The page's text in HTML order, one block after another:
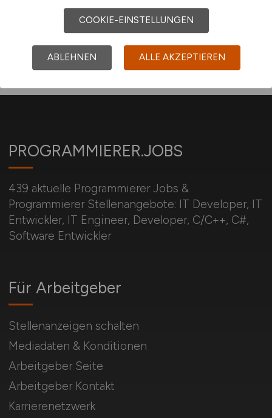
Sitemap
Jobsuche mit T
PROGRAMMIERER.JOBS
439 aktuelle Programmierer Jobs &
Programmierer Stellenangebote: IT Developer, IT
Entwickler, IT Engineer, Developer, C/C++, C#,
Software Entwickler
Für Arbeitgeber
Stellenanzeigen schalten
Mediadaten & Konditionen
Arbeitgeber Seite
Arbeitgeber Kontakt
Karrierenetzwerk
COOKIE-EINSTELLUNGEN
ABLEHNEN ALLE AKZEPTIEREN